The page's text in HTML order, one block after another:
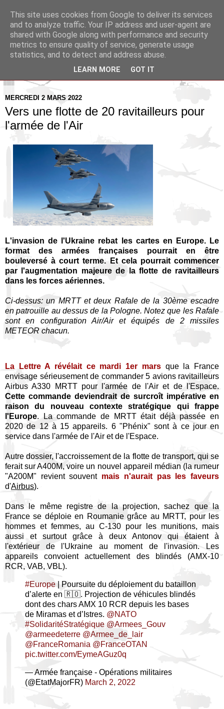
Pax Aquitania
Blog d'actualité et d'analyse stratégique
MERCREDI 2 MARS 2022
Vers une flotte de 20 ravitailleurs pour
l'armée de l'Air
L'invasion de l'Ukraine rebat les cartes en Europe. Le
format des armées françaises pourrait en être
bouleversé à court terme. Et cela pourrait commencer
par l'augmentation majeure de la flotte de ravitailleurs
dans les forces aériennes.
Ci-dessus: un MRTT et deux Rafale de la 30ème escadre
en patrouille au dessus de la Pologne. Notez que les Rafale
sont en configuration Air/Air et équipés de 2 missiles
METEOR chacun.
La Lettre A révélait ce mardi 1er marsque la France
envisage sérieusement de commander 5 avions ravitailleurs
Airbus A330 MRTT pour l'armée de l'Air et de l'Espace.
Cette commande deviendrait de surcroît impérative en
raison du nouveau contexte stratégique qui frappe
l'Europe. La commande de MRTT était déjà passée en
2020 de 12 à 15 appareils. 6 "Phénix" sont à ce jour en
service dans l'armée de l'Air et de l'Espace.
Autre dossier, l'accroissement de la flotte de transport, qui se
ferait sur A400M, voire un nouvel appareil médian (la rumeur
"A200M" revient souvent mais n'aurait pas les faveurs
d'Airbus).
Dans le même registre de la projection, sachez que la
France se déploie en Roumanie grâce au MRTT, pour les
hommes et femmes, au C-130 pour les munitions, mais
aussi et surtout grâce à deux Antonov qui étaient à
l'extérieur de l'Ukraine au moment de l'invasion. Les
appareils convoient actuellement des blindés (AMX-10
RCR, VAB, VBL).
#Europe | Poursuite du déploiement du bataillon
d’alerte en 🇷🇴. Projection de véhicules blindés
dont des chars AMX 10 RCR depuis les bases
de Miramas et d’Istres. @NATO
#SolidaritéStratégique @Armees_Gouv
@armeedeterre @Armee_de_lair
@FranceRomania @FranceOTAN
pic.twitter.com/EymeAGuz0q
— Armée française - Opérations militaires
(@EtatMajorFR) March 2, 2022
This site uses cookies from Google to deliver its services
and to analyze traffic. Your IP address and user-agent are
shared with Google along with performance and security
metrics to ensure quality of service, generate usage
statistics, and to detect and address abuse.
LEARN MORE GOT IT